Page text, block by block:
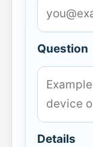
Question
Details